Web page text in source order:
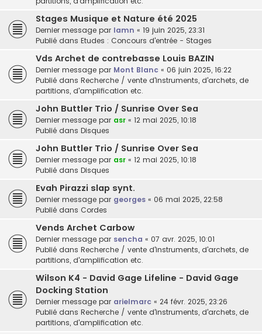
Stages Musique et Nature été 2025
Dernier message par lamn « 19 juin 2025, 23:31
Publié dans Etudes : Concours d'entrée - Stages
Vds Archet de contrebasse Louis BAZIN
Dernier message par Mont Blanc « 06 juin 2025, 16:22
Publié dans Recherche / vente d'instruments, d'archets, de
partitions, d'amplification etc.
John Buttler Trio / Sunrise Over Sea
Dernier message par asr « 12 mai 2025, 10:18
Publié dans Disques
John Buttler Trio / Sunrise Over Sea
Dernier message par asr « 12 mai 2025, 10:18
Publié dans Disques
Evah Pirazzi slap synt.
Dernier message par georges « 06 mai 2025, 22:58
Publié dans Cordes
Vends Archet Carbow
Dernier message par sencha « 07 avr. 2025, 10:01
Publié dans Recherche / vente d'instruments, d'archets, de
partitions, d'amplification etc.
Wilson K4 - David Gage Lifeline - David Gage
Docking Station
Dernier message par arielmarc « 24 févr. 2025, 23:26
Publié dans Recherche / vente d'instruments, d'archets, de
partitions, d'amplification etc.